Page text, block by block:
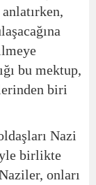
bu mektup,
biri
Nazi
birlikte
onları